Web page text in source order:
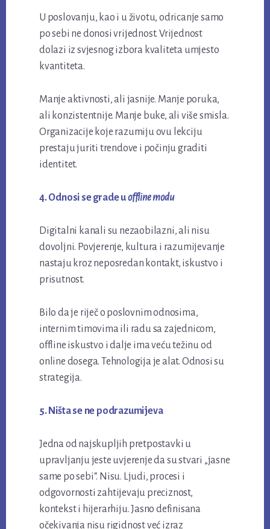
U poslovanju, kao i u životu, odricanje samo
po sebi ne donosi vrijednost. Vrijednost
dolazi iz svjesnog izbora kvaliteta umjesto
kvantiteta.
Manje aktivnosti, ali jasnije. Manje poruka,
ali konzistentnije. Manje buke, ali više smisla.
Organizacije koje razumiju ovu lekciju
prestaju juriti trendove i počinju graditi
identitet.
4. Odnosi se grade uoffline modu
Digitalni kanali su nezaobilazni, ali nisu
dovoljni. Povjerenje, kultura i razumijevanje
nastaju kroz neposredan kontakt, iskustvo i
prisutnost.
Bilo da je riječ o poslovnim odnosima,
internim timovima ili radu sa zajednicom,
offline iskustvo i dalje ima veću težinu od
online dosega. Tehnologija je alat. Odnosi su
strategija.
5. Ništa se ne podrazumijeva
Jedna od najskupljih pretpostavki u
upravljanju jeste uvjerenje da su stvari „jasne
same po sebi“. Nisu. Ljudi, procesi i
odgovornosti zahtijevaju preciznost,
kontekst i hijerarhiju. Jasno definisana
očekivanja nisu rigidnost već izraz